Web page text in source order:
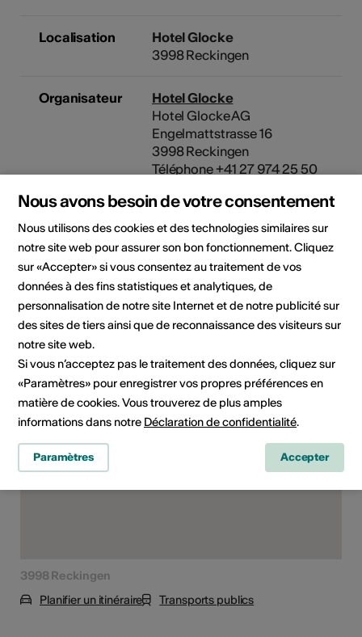
Localisation
Hotel Glocke
3998 Reckingen
Organisateur
Hotel Glocke
Hotel Glocke AG
Engelmattstrasse 16
3998 Reckingen
Téléphone +41 27 974 25 50
Site Internet
Domaine
Type d'événement
Concert
Lieu de l'événement
3998 Reckingen
Planifier un itinéraire
Transports publics
Nous avons besoin de votre consentement
Nous utilisons des cookies et des technologies similaires sur
notre site web pour assurer son bon fonctionnement. Cliquez
sur «Accepter» si vous consentez au traitement de vos
données à des fins statistiques et analytiques, de
personnalisation de notre site Internet et de notre publicité sur
des sites de tiers ainsi que de reconnaissance des visiteurs sur
notre site web.
Si vous n’acceptez pas le traitement des données, cliquez sur
«Paramètres» pour enregistrer vos propres préférences en
matière de cookies. Vous trouverez de plus amples
informations dans notre Déclaration de confidentialité.
Paramètres Accepter